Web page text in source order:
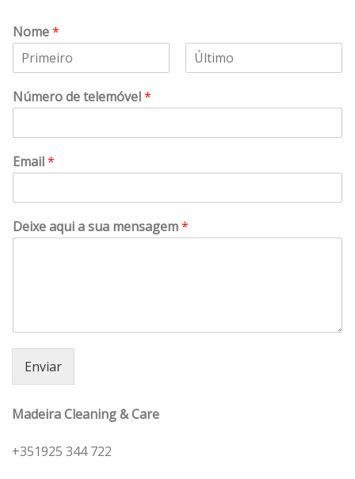
Nome*
Número de telemóvel*
Email*
Deixe aqui a sua mensagem*
Enviar
Madeira Cleaning & Care
+351925 344 722